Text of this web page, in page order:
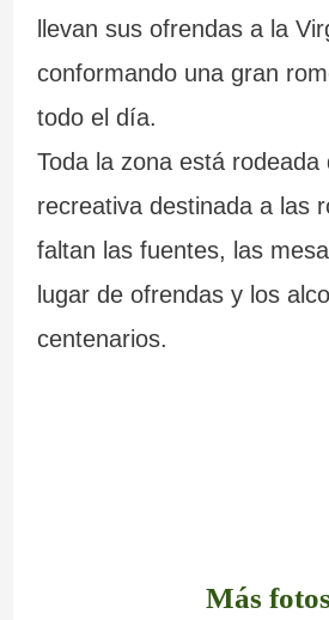
llevan sus ofrendas a la
conformando una gran
todo el día.
Toda la zona está rodeada
recreativa destinada a las
faltan las fuentes, las
lugar de ofrendas y los
centenarios.
Más fotos